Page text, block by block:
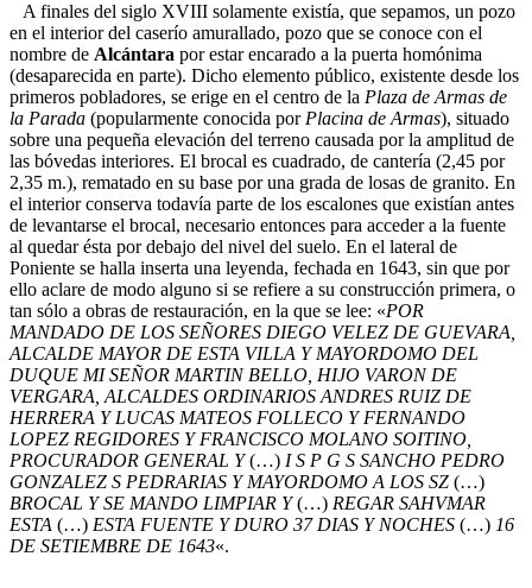
A finales del siglo XVIII solamente existía, que sepamos, un pozo
en el interior del caserío amurallado, pozo que se conoce con el
nombre de Alcántara por estar encarado a la puerta homónima
(desaparecida en parte). Dicho elemento público, existente desde los
primeros pobladores, se erige en el centro de la Plaza de Armas de
la Parada (popularmente conocida por Placina de Armas), situado
sobre una pequeña elevación del terreno causada por la amplitud de
las bóvedas interiores. El brocal es cuadrado, de cantería (2,45 por
2,35 m.), rematado en su base por una grada de losas de granito. En
el interior conserva todavía parte de los escalones que existían antes
de levantarse el brocal, necesario entonces para acceder a la fuente
al quedar ésta por debajo del nivel del suelo. En el lateral de
Poniente se halla inserta una leyenda, fechada en 1643, sin que por
ello aclare de modo alguno si se refiere a su construcción primera, o
tan sólo a obras de restauración, en la que se lee: «POR
MANDADO DE LOS SEÑORES DIEGO VELEZ DE GUEVARA,
ALCALDE MAYOR DE ESTA VILLA Y MAYORDOMO DEL
DUQUE MI SEÑOR MARTIN BELLO, HIJO VARON DE
VERGARA, ALCALDES ORDINARIOS ANDRES RUIZ DE
HERRERA Y LUCAS MATEOS FOLLECO Y FERNANDO
LOPEZ REGIDORES Y FRANCISCO MOLANO SOITINO,
PROCURADOR GENERAL Y(…) I S P G S SANCHO PEDRO
GONZALEZ S PEDRARIAS Y MAYORDOMO A LOS SZ (…)
BROCAL Y SE MANDO LIMPIAR Y(…) REGAR SAHVMAR
ESTA (…) ESTA FUENTE Y DURO 37 DIAS Y NOCHES (…) 16
DE SETIEMBRE DE 1643«.